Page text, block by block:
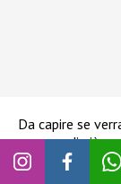
Da capire se
saranno di più o
Non appena ci